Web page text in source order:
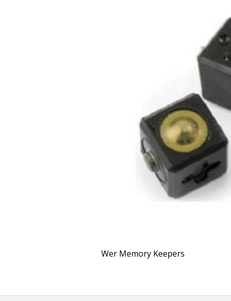
Wer Memory Keepers